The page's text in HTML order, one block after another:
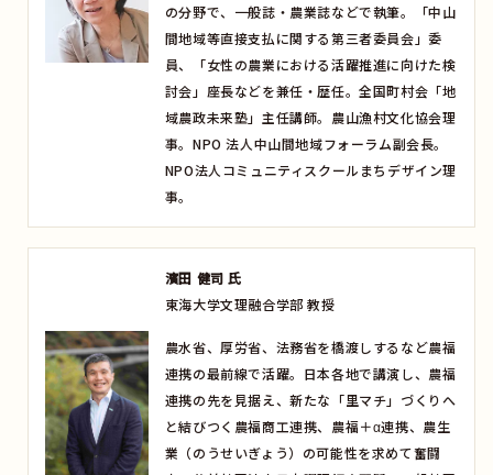
の分野で、一般誌・農業誌などで執筆。「中山
間地域等直接支払に関する第三者委員会」委
員、「女性の農業における活躍推進に向けた検
討会」座長などを兼任・歴任。全国町村会「地
域農政未来塾」主任講師。農山漁村文化協会理
事。NPO 法人中山間地域フォーラム副会長。
NPO法人コミュニティスクールまちデザイン理
事。
濱田 健司 氏
東海大学文理融合学部 教授
農水省、厚労省、法務省を橋渡しするなど農福
連携の最前線で活躍。日本各地で講演し、農福
連携の先を見据え、新たな「里マチ」づくりへ
と結びつく農福商工連携、農福＋α連携、農生
業（のうせいぎょう）の可能性を求めて奮闘